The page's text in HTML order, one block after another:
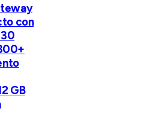
con
GB